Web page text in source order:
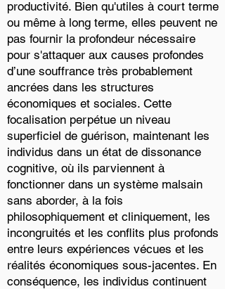
productivité. Bien qu'utiles à court terme
ou même à long terme, elles peuvent ne
pas fournir la profondeur nécessaire
pour s'attaquer aux causes profondes
d’une souffrance très probablement
ancrées dans les structures
économiques et sociales. Cette
focalisation perpétue un niveau
superficiel de guérison, maintenant les
individus dans un état de dissonance
cognitive, où ils parviennent à
fonctionner dans un système malsain
sans aborder, à la fois
philosophiquement et cliniquement, les
incongruités et les conflits plus profonds
entre leurs expériences vécues et les
réalités économiques sous-jacentes. En
conséquence, les individus continuent